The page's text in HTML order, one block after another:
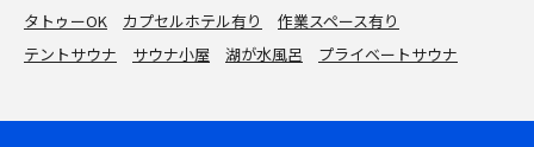
タトゥーOK
カプセルホテル有り
作業スペース有り
テントサウナ
サウナ小屋 湖が水風呂 プライベートサウナ